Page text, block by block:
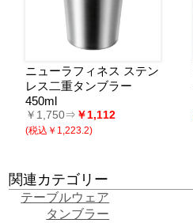
ニューラフィネス ステン
レス二重タンブラー
450ml
￥1,750⇒ ￥1,112
(税込￥1,223.2)
関連カテゴリー
テーブルウェア
タンブラー